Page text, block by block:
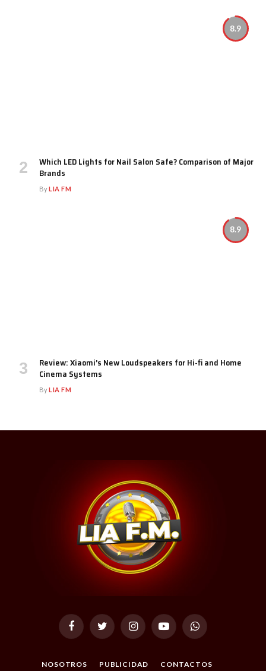
8.9
Which LED Lights for Nail Salon Safe? Comparison of Major
Brands
ByLIA FM
8.9
Review: Xiaomi’s New Loudspeakers for Hi-fi and Home
Cinema Systems
ByLIA FM
FacebookTwitter InstagramYouTubeWhatsApp
NOSOTROS PUBLICIDAD CONTACTOS